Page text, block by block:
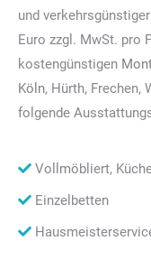
und
Euro zzgl. MwSt. pro
kostengünstigen
Köln, Hürth, Frechen,
folgende
Vollmöbliert,
Einzelbetten